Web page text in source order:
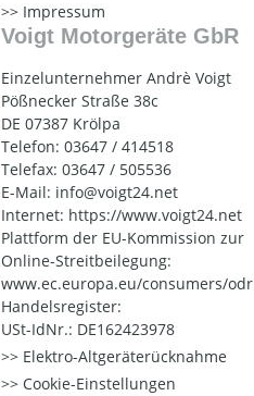
Impressum
Voigt Motorgeräte GbR
Einzelunternehmer Andrè Voigt
Pößnecker Straße 38c
DE 07387 Krölpa
Telefon: 03647 / 414518
Telefax: 03647 / 505536
E-Mail: info@voigt24.net
Internet: https://www.voigt24.net
Plattform der EU-Kommission zur
Online-Streitbeilegung:
www.ec.europa.eu/consumers/odr
Handelsregister:
USt-IdNr.: DE162423978
Elektro-Altgeräterücknahme
Cookie-Einstellungen